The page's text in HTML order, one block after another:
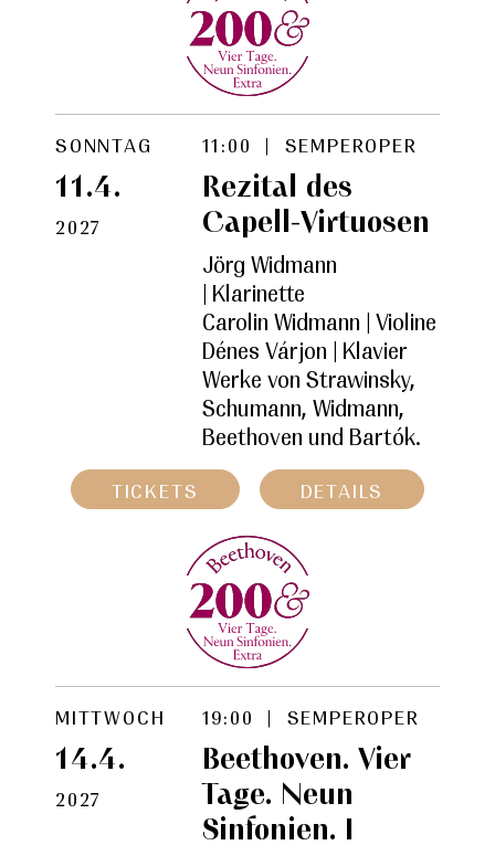
SONNTAG
11.4.
2027
11:00 | SEMPEROPER
Rezital des
Capell-Virtuosen
Jörg Widmann
| Klarinette
Carolin Widmann | Violine
Dénes Várjon | Klavier
Werke von Strawinsky,
Schumann, Widmann,
Beethoven und Bartók.
TICKETS DETAILS
MITTWOCH
14.4.
2027
19:00 | SEMPEROPER
Beethoven. Vier
Tage. Neun
Sinfonien. I